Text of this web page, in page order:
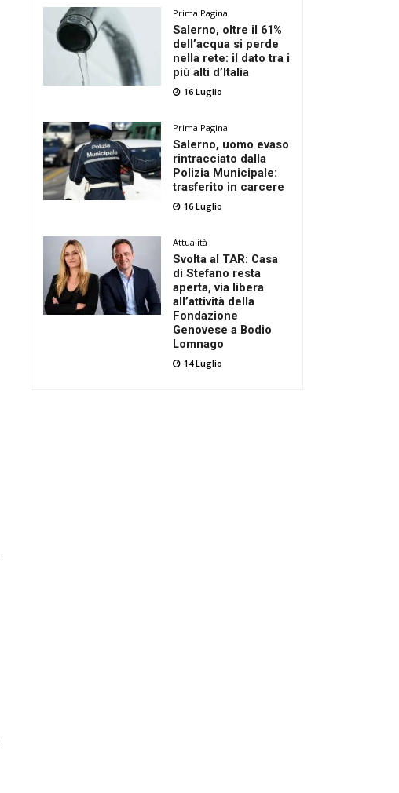
Prima Pagina
Salerno, oltre il 61%
dell’acqua si perde
nella rete: il dato tra i
più alti d’Italia
16 Luglio
Prima Pagina
Salerno, uomo evaso
rintracciato dalla
Polizia Municipale:
trasferito in carcere
16 Luglio
Attualità
Svolta al TAR: Casa
di Stefano resta
aperta, via libera
all’attività della
Fondazione
Genovese a Bodio
Lomnago
14 Luglio